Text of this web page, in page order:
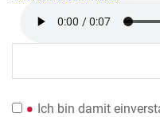
Ich bin damit